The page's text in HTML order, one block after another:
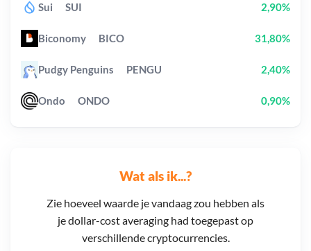
Wat als ik...?
Zie hoeveel waarde je vandaag zou hebben als
je dollar-cost averaging had toegepast op
verschillende cryptocurrencies.
Sui SUI 2,90%
Biconomy BICO 31,80%
Pudgy Penguins PENGU 2,40%
Ondo ONDO 0,90%